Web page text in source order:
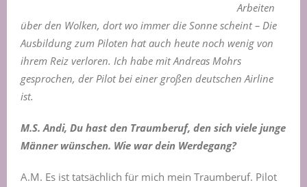
Arbeiten
über den Wolken, dort wo immer die Sonne scheint – Die
Ausbildung zum Piloten hat auch heute noch wenig von
ihrem Reiz verloren. Ich habe mit Andreas Mohrs
gesprochen, der Pilot bei einer großen deutschen Airline
ist.
M.S. Andi, Du hast den Traumberuf, den sich viele junge
Männer wünschen. Wie war dein Werdegang?
A.M. Es ist tatsächlich für mich mein Traumberuf. Pilot